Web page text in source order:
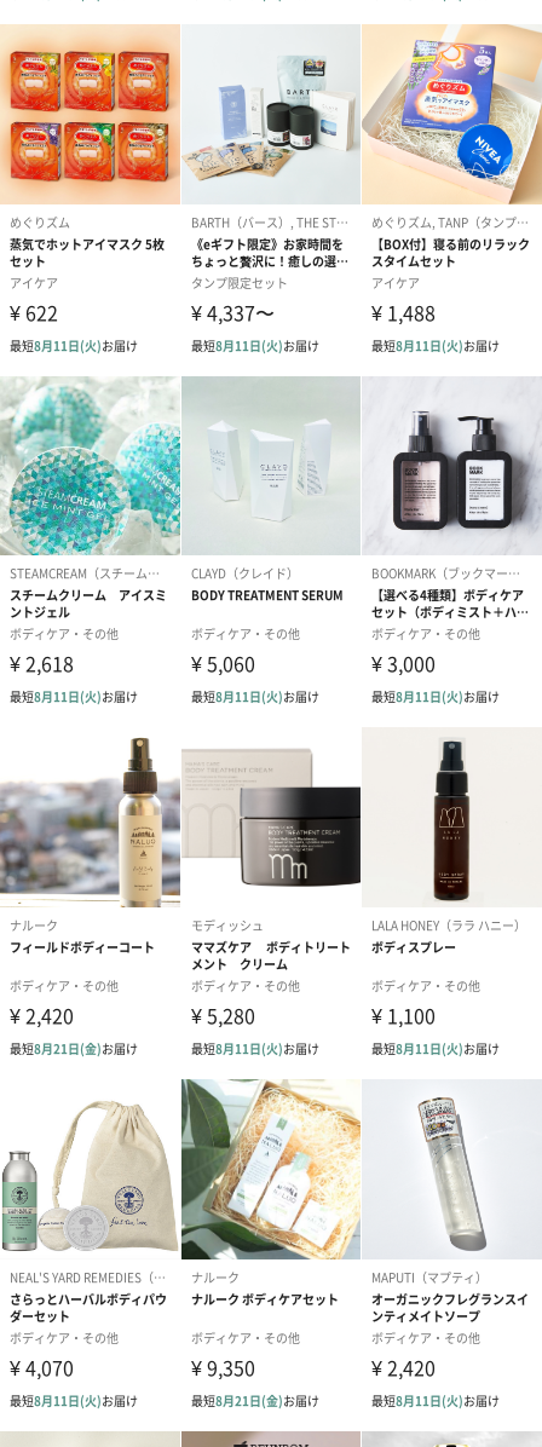
メントール（爽快成分）の爽快感は約６時間続きます。炭酸（起
泡剤）配合でやわらかなジェルパックです。
商品詳細情報
外装サイズ
幅130mm×縦33mm×高さ175mm
成分
メントール、炭酸、香料（ラベンダー）、パラベン配
内容量／内容
物
使用期限表示
有無
無
商品オプション情報
紙袋
お渡し用の紙袋です。
商品に合わせたサイズをお届けします。
あり（280円）
メッセージカード（通常・写真・グリーティング）
誕生日や結婚祝い・出産祝いなど、様々なシーンのメッセージカ
ードを同梱します。
写真付きメッセージカ
ード（680円）
写真付きメッセージカ
ード（Thank you）ピ
【誕生日】
Birthday ホワ